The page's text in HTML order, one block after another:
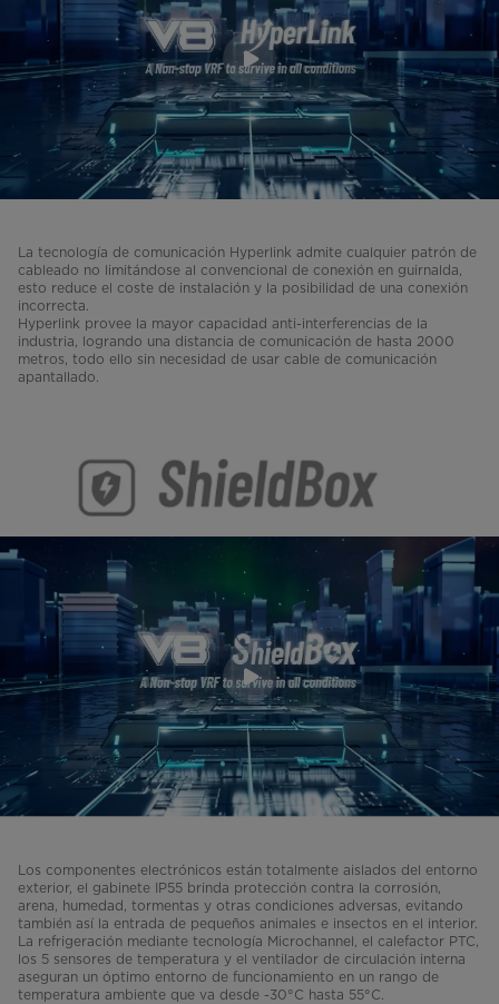
La tecnología de comunicación Hyperlink admite cualquier patrón de
cableado no limitándose al convencional de conexión en guirnalda,
esto reduce el coste de instalación y la posibilidad de una conexión
incorrecta.
Hyperlink provee la mayor capacidad anti-interferencias de la
industria, logrando una distancia de comunicación de hasta 2000
metros, todo ello sin necesidad de usar cable de comunicación
apantallado.
Los componentes electrónicos están totalmente aislados del entorno
exterior, el gabinete IP55 brinda protección contra la corrosión,
arena, humedad, tormentas y otras condiciones adversas, evitando
también así la entrada de pequeños animales e insectos en el interior.
La refrigeración mediante tecnología Microchannel, el calefactor PTC,
los 5 sensores de temperatura y el ventilador de circulación interna
aseguran un óptimo entorno de funcionamiento en un rango de
temperatura ambiente que va desde -30°C hasta 55°C.